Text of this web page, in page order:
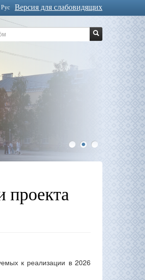
Версия для слабовидящих
Рус
1 2 3
проекта
к реализации в 2026